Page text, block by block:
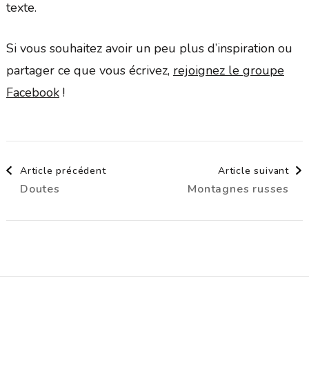
texte.
Si vous souhaitez avoir un peu plus d’inspiration ou
partager ce que vous écrivez, rejoignez le groupe
Facebook!
Navigation
d'article
Article précédent
Doutes
Article suivant
Montagnes russes